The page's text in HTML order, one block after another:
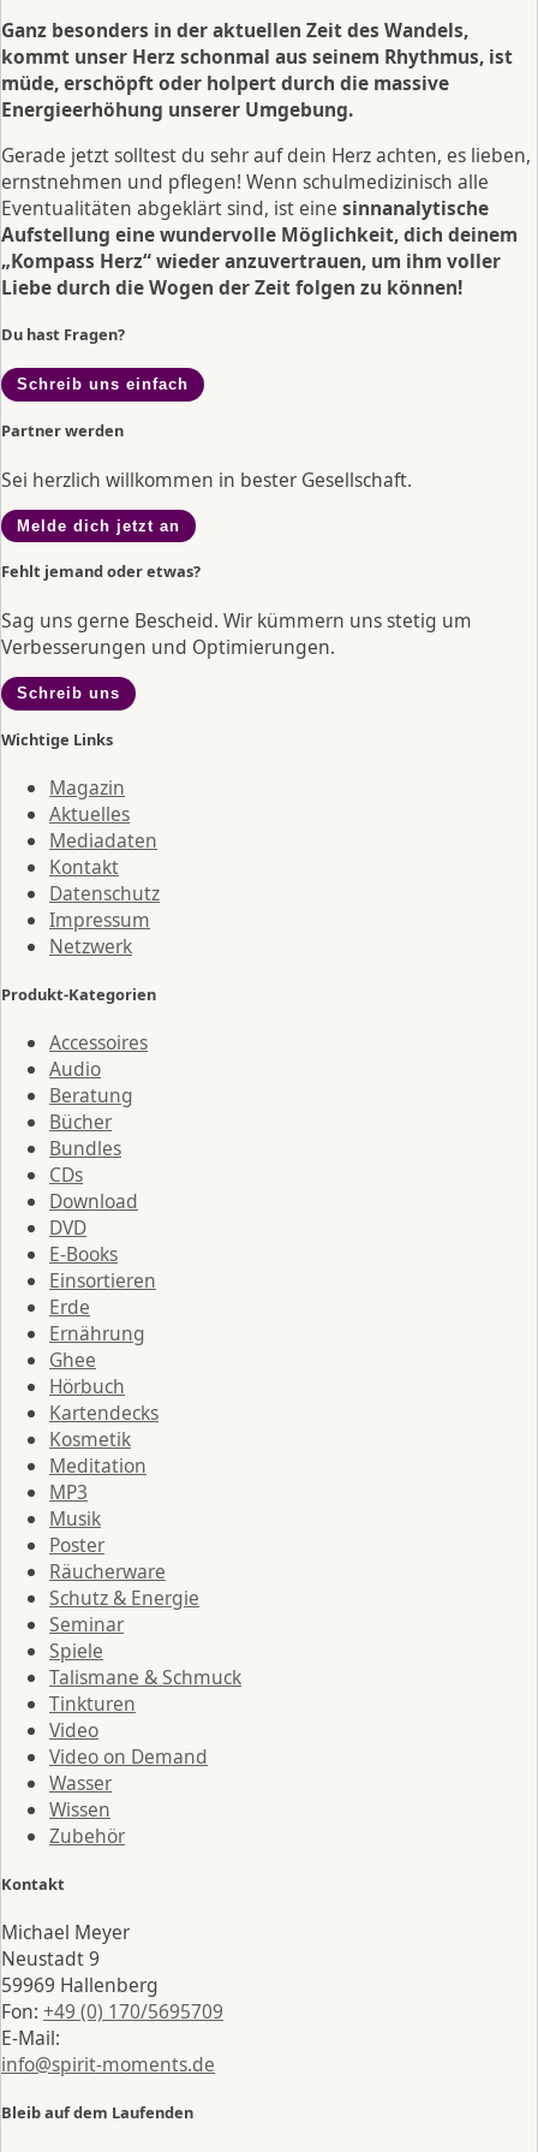
Ganz besonders in der aktuellen Zeit des Wandels,
kommt unser Herz schonmal aus seinem Rhythmus, ist
müde, erschöpft oder holpert durch die massive
Energieerhöhung unserer Umgebung.
Gerade jetzt solltest du sehr auf dein Herz achten, es lieben,
ernstnehmen und pflegen! Wenn schulmedizinisch alle
Eventualitäten abgeklärt sind, ist eine sinnanalytische
Aufstellung eine wundervolle Möglichkeit, dich deinem
„Kompass Herz“ wieder anzuvertrauen, um ihm voller
Liebe durch die Wogen der Zeit folgen zu können!
Du hast Fragen?
Schreib uns einfach
Partner werden
Sei herzlich willkommen in bester Gesellschaft.
Melde dich jetzt an
Fehlt jemand oder etwas?
Sag uns gerne Bescheid. Wir kümmern uns stetig um
Verbesserungen und Optimierungen.
Schreib uns
Wichtige Links
Magazin
Aktuelles
Mediadaten
Kontakt
Datenschutz
Impressum
Netzwerk
Produkt-Kategorien
Accessoires
Audio
Beratung
Bücher
Bundles
CDs
Download
DVD
E-Books
Einsortieren
Erde
Ernährung
Ghee
Hörbuch
Kartendecks
Kosmetik
Meditation
MP3
Musik
Poster
Räucherware
Schutz & Energie
Seminar
Spiele
Talismane & Schmuck
Tinkturen
Video
Video on Demand
Wasser
Wissen
Zubehör
Kontakt
Michael Meyer
Neustadt 9
59969 Hallenberg
Fon: +49 (0) 170/5695709
E-Mail:
info@spirit-moments.de
Bleib auf dem Laufenden